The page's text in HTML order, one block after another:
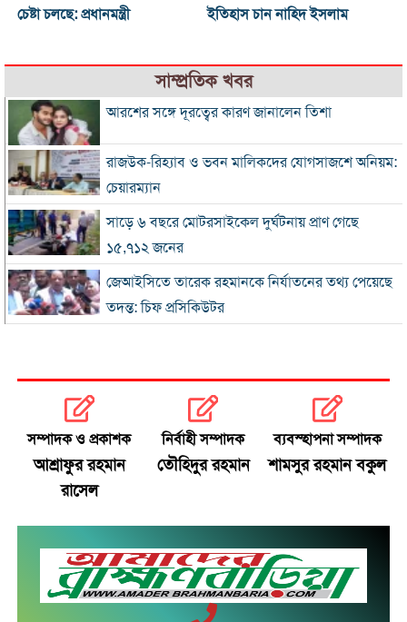
চেষ্টা চলছে: প্রধানমন্ত্রী
ইতিহাস চান নাহিদ ইসলাম
সাম্প্রতিক খবর
আরশের সঙ্গে দূরত্বের কারণ জানালেন তিশা
রাজউক-রিহ্যাব ও ভবন মালিকদের যোগসাজশে অনিয়ম:
চেয়ারম্যান
সাড়ে ৬ বছরে মোটরসাইকেল দুর্ঘটনায় প্রাণ গেছে
১৫,৭১২ জনের
জেআইসিতে তারেক রহমানকে নির্যাতনের তথ্য পেয়েছে
তদন্ত: চিফ প্রসিকিউটর
আইইডির নেপথ্যে কারা, বিদেশি অর্থের যোগসূত্র খুঁজছে
গোয়েন্দারা
ঢাকায় সকাল থেকেই বৃষ্টি, থাকতে পারে দিনভর
স্বর্ণের দাম আবারও বাড়ল, ভরি ২ লাখ ৩৪ হাজার
৬৯ হাজার ৫০০ অভিবাসীকে মরক্কোতে ফেরত পাঠাল
সম্পাদক ও প্রকাশক
আশ্রাফুর রহমান
রাসেল
নির্বাহী সম্পাদক
তৌহিদুর রহমান
ব্যবস্হাপনা সম্পাদক
শামসুর রহমান বকুল